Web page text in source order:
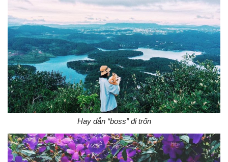
Hay dẫn “boss” đi trốn